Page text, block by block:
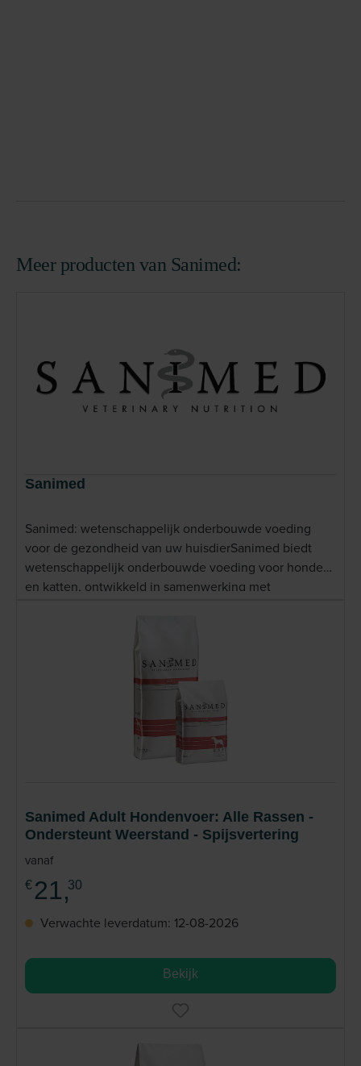
Meer producten van Sanimed:
Sanimed
Sanimed: wetenschappelijk onderbouwde voeding
voor de gezondheid van uw huisdierSanimed biedt
wetenschappelijk onderbouwde voeding voor honden
en katten, ontwikkeld in samenwerking met
huisdieren door diëten te ontwikkelen die specifiek
zijn afgestemd op verschillende
gezondheidsbehoeften zoals gewichtsbeheersing,
huidproblemen en spijsverteringsstoornissen. Anton
Beyer, oprichter van Sanimed, creëerde het merk met
als doel de levenskwaliteit van huisdieren te
verbeteren. Lees meer
Sanimed Adult Hondenvoer: Alle Rassen -
Ondersteunt Weerstand - Spijsvertering
vanaf
€ 21,30
Verwachte leverdatum: 12-08-2026
Bekijk